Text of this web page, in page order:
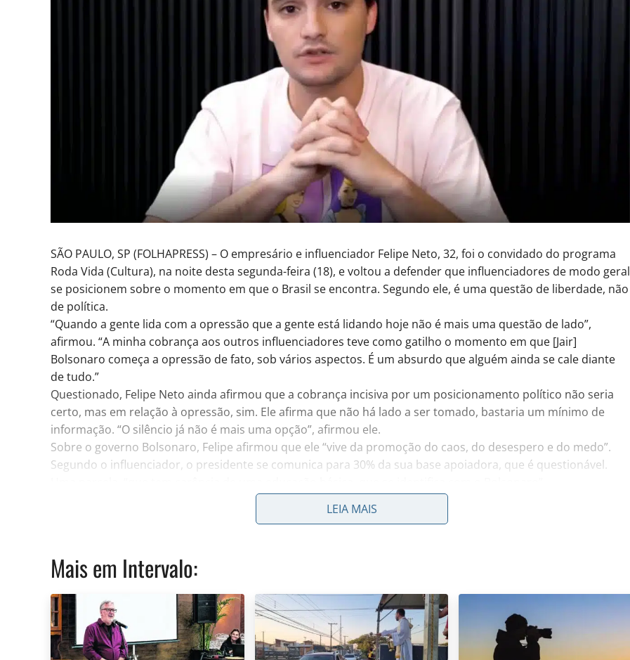
SÃO PAULO, SP (FOLHAPRESS) – O empresário e influenciador Felipe Neto, 32, foi o convidado do programa
Roda Vida (Cultura), na noite desta segunda-feira (18), e voltou a defender que influenciadores de modo geral
se posicionem sobre o momento em que o Brasil se encontra. Segundo ele, é uma questão de liberdade, não
de política.
“Quando a gente lida com a opressão que a gente está lidando hoje não é mais uma questão de lado”,
afirmou. “A minha cobrança aos outros influenciadores teve como gatilho o momento em que [Jair]
Bolsonaro começa a opressão de fato, sob vários aspectos. É um absurdo que alguém ainda se cale diante
de tudo.”
Questionado, Felipe Neto ainda afirmou que a cobrança incisiva por um posicionamento político não seria
certo, mas em relação à opressão, sim. Ele afirma que não há lado a ser tomado, bastaria um mínimo de
informação. “O silêncio já não é mais uma opção”, afirmou ele.
Sobre o governo Bolsonaro, Felipe afirmou que ele “vive da promoção do caos, do desespero e do medo”.
Segundo o influenciador, o presidente se comunica para 30% da sua base apoiadora, que é questionável.
Sobre uma futura eleição, ele afirma que voltaria em qualquer outro candidato, que não fosse o atual
presidente, e nega que tenha qualquer pretensão política. “Não me imagino virando político. Não tenho
críticas que fez, admitindo que errou em muitos desses casos. Ele afirmou que passou “os últimos três,
Sobre quais são suas fontes de informação, ele afirma que pouco consegue absorver do feedback dos
seguidores, mas se baseia principalmente na imprensa: “Precisamos valorizar o trabalho dos veículos de
comunicação. É inacreditável ter que falar isso. Só a imprensa pode deixar a democracia continuar”.
LEIA MAIS
Mais em Intervalo: